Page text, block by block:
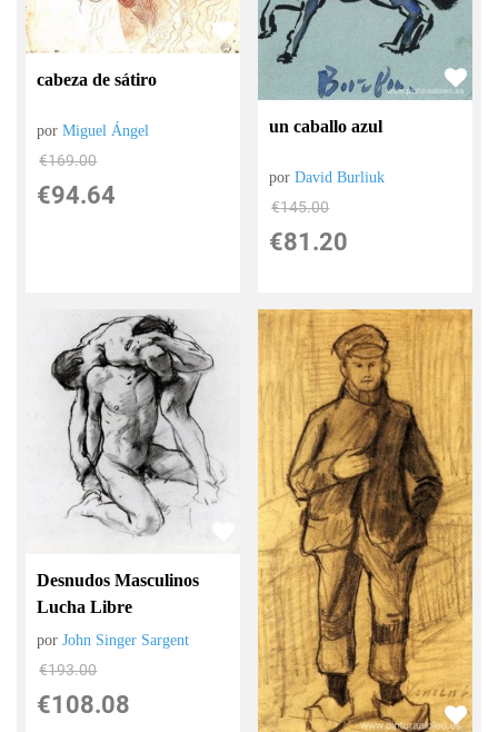
cabeza de sátiro
porMiguel Ángel
€169.00
€94.64
un caballo azul
porDavid Burliuk
€145.00
€81.20
Desnudos Masculinos
Lucha Libre
porJohn Singer Sargent
€193.00
€108.08